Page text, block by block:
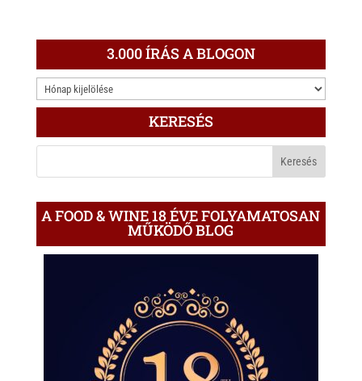
3.000 ÍRÁS A BLOGON
3.000
ÍRÁS
KERESÉS
A FOOD & WINE 18 ÉVE FOLYAMATOSAN
MŰKÖDŐ BLOG